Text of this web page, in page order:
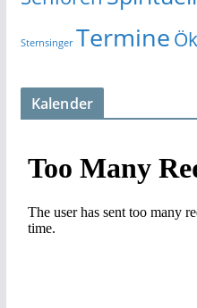
Sternsinger Termine
Kalender